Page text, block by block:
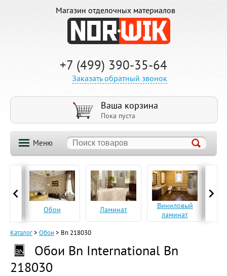
Магазин отделочных материалов
+7 (499) 390-35-64
Заказать обратный звонок
Ваша корзина
Пока пуста
Меню
Обои Ламинат
Виниловый
ламинат
Каталог> Обои> Bn 218030
Обои Bn International Bn
218030